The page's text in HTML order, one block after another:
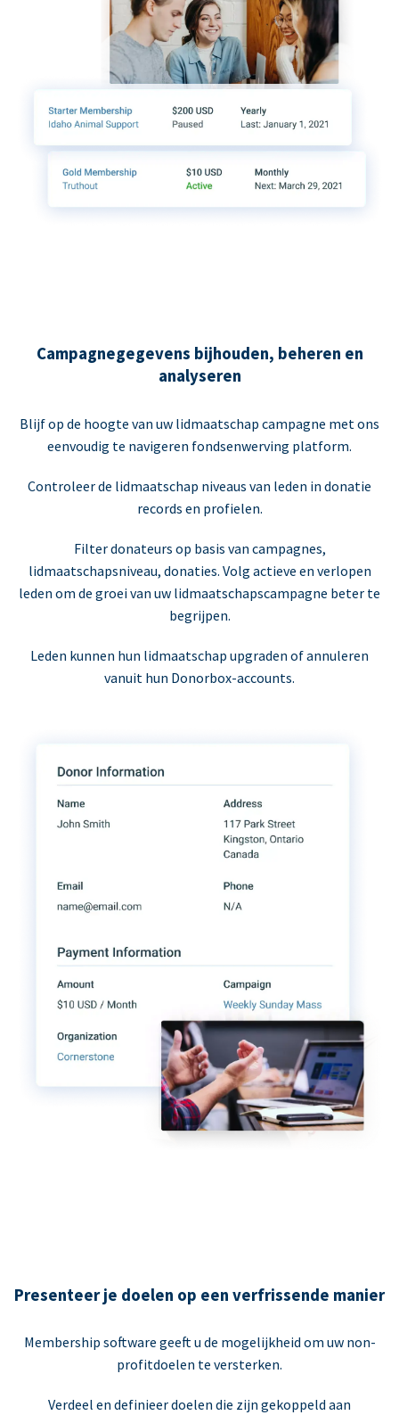
Campagnegegevens bijhouden, beheren en
analyseren
Blijf op de hoogte van uw lidmaatschap campagne met ons
eenvoudig te navigeren fondsenwerving platform.
Controleer de lidmaatschap niveaus van leden in donatie
records en profielen.
Filter donateurs op basis van campagnes,
lidmaatschapsniveau, donaties. Volg actieve en verlopen
leden om de groei van uw lidmaatschapscampagne beter te
begrijpen.
Leden kunnen hun lidmaatschap upgraden of annuleren
vanuit hun Donorbox-accounts.
Presenteer je doelen op een verfrissende manier
Membership software geeft u de mogelijkheid om uw non-
profitdoelen te versterken.
Verdeel en definieer doelen die zijn gekoppeld aan